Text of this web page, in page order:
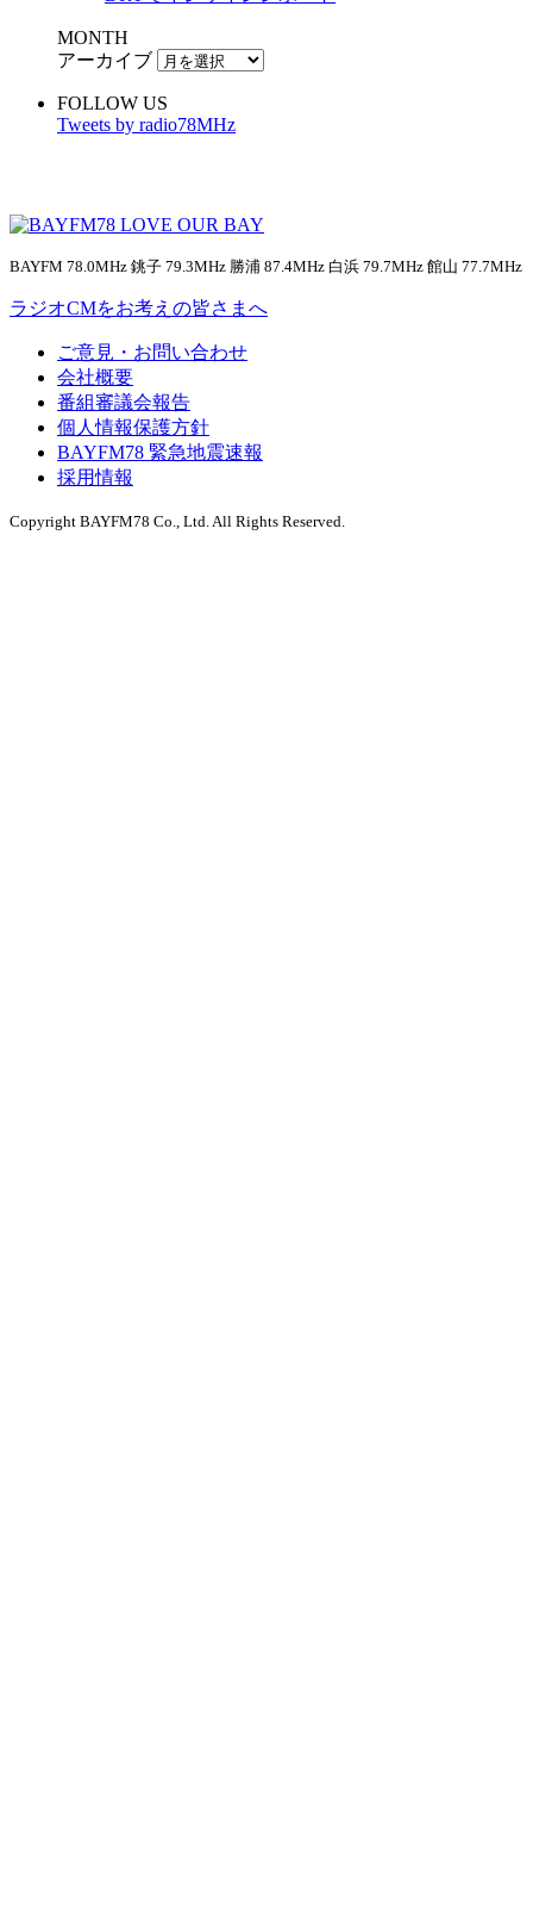
MONTH
アーカイブ
FOLLOW US
Tweets by radio78MHz
BAYFM 78.0MHz 銚子 79.3MHz 勝浦 87.4MHz 白浜 79.7MHz 館山 77.7MHz
ラジオCMをお考えの皆さまへ
ご意見・お問い合わせ
会社概要
番組審議会報告
個人情報保護方針
BAYFM78 緊急地震速報
採用情報
Copyright BAYFM78 Co., Ltd. All Rights Reserved.